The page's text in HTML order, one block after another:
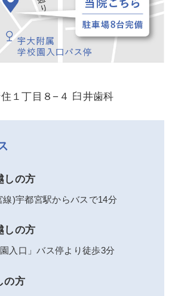
１丁目８−４ 臼井歯科
しの方
)宇都宮駅からバスで14分
しの方
入口」バス停より徒歩3分
の方